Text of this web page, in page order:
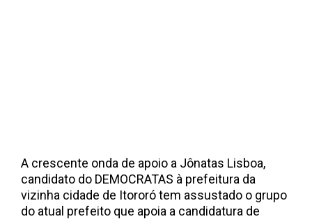
A crescente onda de apoio a Jônatas Lisboa,
candidato do DEMOCRATAS à prefeitura da
vizinha cidade de Itororó tem assustado o grupo
do atual prefeito que apoia a candidatura de